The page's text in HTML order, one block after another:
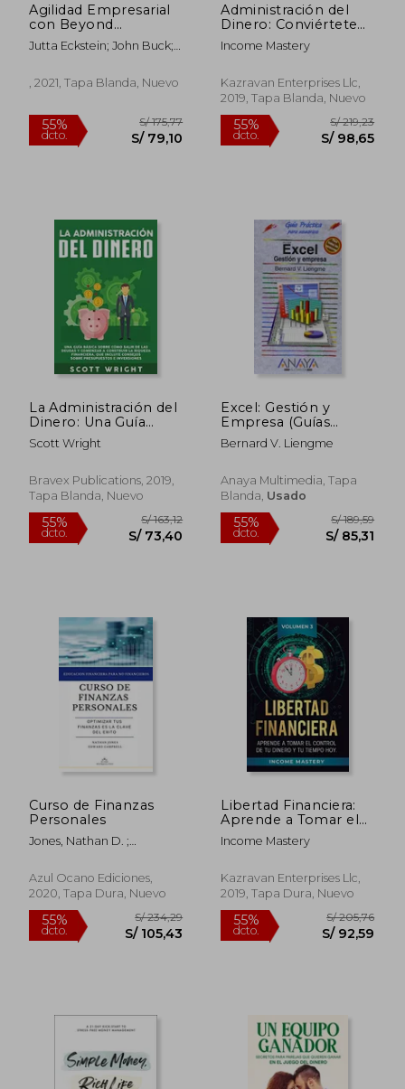
Agilidad Empresarial
con Beyond
Budgeting, Open
Space y Sociocracia:
Prosperar en la era de
Jutta Eckstein; John Buck;
, 2021, Tapa Blanda, Nuevo
55% S/ 175,77
Administración del
Dinero: Conviértete
en un Maestro en
Poco Tiempo de
Presupuestos,
Ahorrar Dinero y Salir
que Construyes tu
Libertad Financiera
Income Mastery
Kazravan Enterprises Llc,
2019, Tapa Blanda, Nuevo
55%
La Administración del
Dinero: Una Guía
Básica Sobre Cómo
Salir de las Deudas y
la Riqueza Financiera,
que Incluye Consejos
e Inversiones
Scott Wright
Bravex Publications, 2019,
Tapa Blanda, Nuevo
55%
Excel: Gestión y
Empresa (Guías
Prácticas)
Bernard V. Liengme
Anaya Multimedia, Tapa
Blanda, Usado
55%
Curso de Finanzas
Personales
Jones, Nathan D. ;
Azul Ocano Ediciones,
2020, Tapa Dura, Nuevo
Libertad Financiera:
Aprende a Tomar el
Control de tu Dinero
y de tu Tiempo hoy
Oportunidades
Online
Income Mastery
Kazravan Enterprises Llc,
2019, Tapa Dura, Nuevo